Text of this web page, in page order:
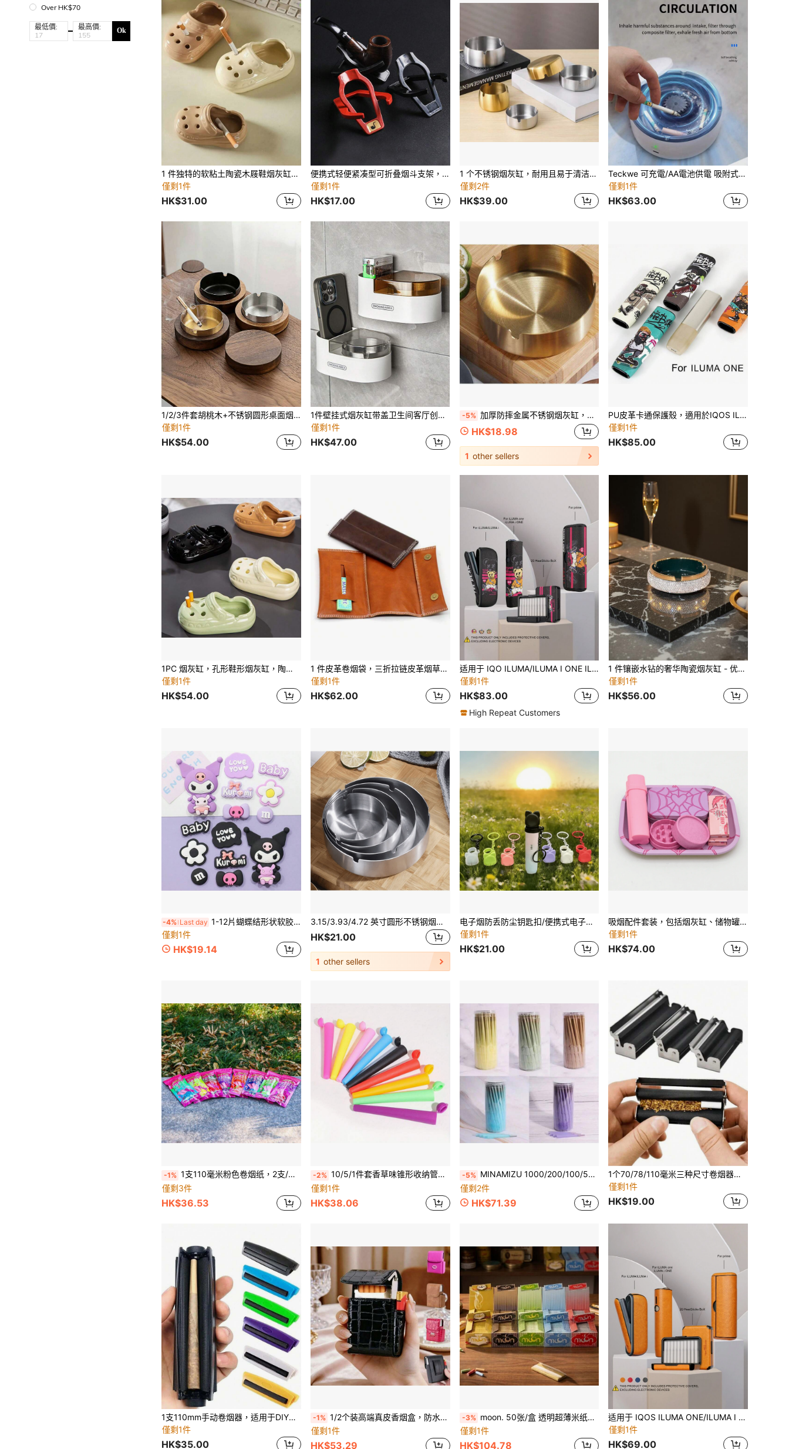
Over HK$70
最低價: 最高價: Ok
1 件独特的软粘土陶瓷木屐鞋烟灰缸，仿真日常工具设计，适合家庭、办公室、酒店装饰，完美的情人节和新年礼物，春节收藏品
僅剩1件
HK$31.00
便携式轻便紧凑型可折叠烟斗支架，适用于男士吸烟配件
僅剩1件
HK$17.00
1 个不锈钢烟灰缸，耐用且易于清洁，有多种尺寸可供选择，适合不同场合
僅剩2件
HK$39.00
Teckwe 可充電/AA電池供電 吸附式小型家用負離子氧吧氧化淨化器，多功能智能菸灰缸，可去除二手煙與灰塵，適合聖誕節、萬聖節、復活節、情人節、感恩節五大重要節日的理想禮物，使用AA電池
僅剩1件
HK$63.00
1/2/3件套胡桃木+不锈钢圆形桌面烟灰缸，带盖，防尘防风，磁吸式可拆卸设计，方便携带和清洁，防滑底座，复古奢华吸烟配件，适用于吸烟、烟灰缸、户外烟灰缸
僅剩1件
HK$54.00
1件壁挂式烟灰缸带盖卫生间客厅创意浴室吸烟区强力不锈钢烟灰缸无需钻孔
僅剩1件
HK$47.00
-5% 加厚防摔金属不锈钢烟灰缸，进口高档礼品烟灰缸。工艺原因轻微划痕不影响使用。
HK$18.98
1 other sellers
PU皮革卡通保護殼，適用於IQOS ILUMA ONE，時尚皮膚保護殼，保護IQOS ILUMA I ONE更換殼
僅剩1件
HK$85.00
1PC 烟灰缸，孔形鞋形烟灰缸，陶瓷材质，办公室和家用烟灰缸，防止烟灰飞扬，适用于家庭、办公室、酒店装饰、情人节礼物、新年礼物、圣诞节礼物
僅剩1件
HK$54.00
1 件皮革卷烟袋，三折拉链皮革烟草袋，卷烟盒烟草保湿盒
僅剩1件
HK$62.00
适用于 IQO ILUMA/ILUMA I ONE ILUMAPRIME 的装饰防摔保护套（1 件），含 20 支热熔烟棒，时尚配件，表面采用菱格纹动漫熊图案多色 PU 皮革，360 度全方位保护，减震防滑，适合吸烟者，也是送给男友和女友的创意生日、新年、情人节、圣诞节礼物。
僅剩1件
HK$83.00
High Repeat Customers
1 件镶嵌水钻的奢华陶瓷烟灰缸 - 优雅高端的家居和办公室装饰，生日礼物，万圣节和圣诞节的完美选择
僅剩1件
HK$56.00
-4% Last day 1-12片蝴蝶结形状软胶贴纸 - PVC软胶材质，可用于装饰鞋子/手机壳/杯子/DIY手工/可爱配饰，适合青少年/女孩/朋友，夏季/返校季/父亲节，送给闺蜜的礼物，可爱设计（贴纸/DIY手工/可爱装饰）
僅剩1件
HK$19.14
3.15/3.93/4.72 英寸圆形不锈钢烟灰缸 - 银色/金色，便携式，适用于家庭、酒店、餐厅、室内、室外，可用作烟灰缸、情人节礼物、旅行必备品、房间装饰和春季装饰。
HK$21.00
1 other sellers
电子烟防丢防尘钥匙扣/便携式电子烟防丢夹/户外旅行电子烟防丢夹，适合挂在通勤背包上，时尚电子烟配件，适用于小型电子烟
僅剩1件
HK$21.00
吸烟配件套装，包括烟灰缸、储物罐、双层研磨器、78 毫米双层调味纸，适合家庭、派对、聚会，是生日、节日、圣诞节送给吸烟者的绝佳礼物
僅剩1件
HK$74.00
-1% 1支110毫米粉色卷烟纸，2支/包，多种口味可选，吸烟配件卷烟纸 - 吸烟者必备
僅剩3件
HK$36.53
-2% 10/5/1件套香草味锥形收纳管，高品质彩色塑料香烟盒，手卷香烟防潮便携收纳盒，吸烟配件，送给吸烟者的理想礼物，烟草店热销产品
僅剩1件
HK$38.06
-5% MINAMIZU 1000/200/100/50/30入 天然預捲煙錐捲紙 King Size 超薄慢燃煙錐含濾嘴/管，喇叭管捲紙，適用配件、電子煙、節日/情人節禮物、吸菸配件、父親節禮物
僅剩2件
HK$71.39
1个70/78/110毫米三种尺寸卷烟器，8毫米香烟直径，手动卷烟器支架，便携式，包含卷烟配件
僅剩1件
HK$19.00
1支110mm手动卷烟器，适用于DIY手卷香烟，多种颜色可选，便携式快速卷烟器，锥形设计，塑料材质，每次都能完美卷制香烟，适用于散装烟丝成型
僅剩1件
HK$35.00
-1% 1/2个装高端真皮香烟盒，防水防震PU皮便携式香烟盒，男女通用时尚日常及节日礼物 - 创意香烟盒/PU皮翻盖打火机套
僅剩1件
HK$53.29
-3% moon. 50张/盒 透明超薄米纸，天然阿拉伯胶，慢燃，家居用品，节日/生日礼物，送朋友的礼物
僅剩1件
HK$104.78
适用于 IQOS ILUMA ONE/ILUMA I ONE/ILUMA PRIME 的装饰性防震保护套，20 支装收纳盒，时尚配饰，豹纹图案多色 PU 皮革材质，360 度全方位保护，减震防滑，男女皆宜
僅剩1件
HK$69.00